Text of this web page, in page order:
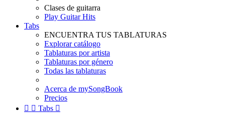
Clases de guitarra
Play Guitar Hits
Tabs
ENCUENTRA TUS TABLATURAS
Explorar catálogo
Tablaturas por artista
Tablaturas por género
Todas las tablaturas
Acerca de mySongBook
Precios
  Tabs 